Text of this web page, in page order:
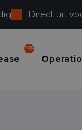
Direct uit
295